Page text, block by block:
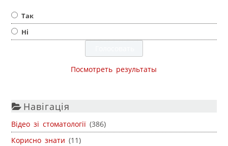
Так
Ні
Посмотреть результаты
Навігація
Відео зі стоматології (386)
Корисно знати (11)